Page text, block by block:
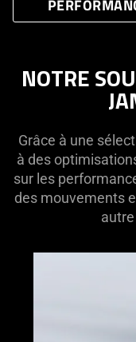
NOTRE
Grâce à une
à des
sur les
des mouvements